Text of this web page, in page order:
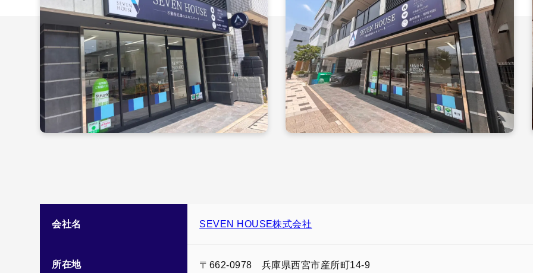
会社名 SEVEN HOUSE株式会社
所在地 〒662-0978 兵庫県西宮市産所町14-9